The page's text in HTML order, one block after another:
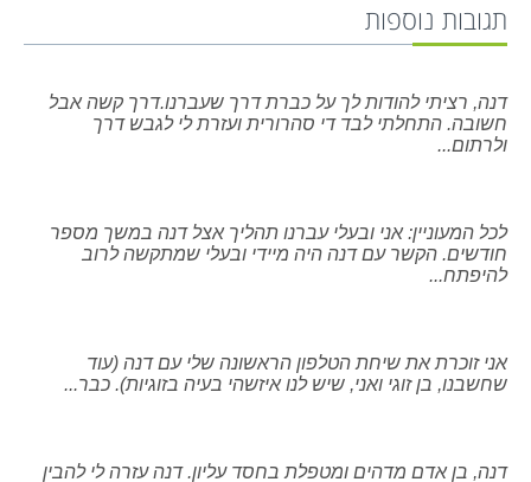
תגובות נוספות
דנה, רציתי להודות לך על כברת דרך שעברנו.דרך קשה אבל
חשובה. התחלתי לבד די סהרורית ועזרת לי לגבש דרך
ולרתום...
לכל המעוניין: אני ובעלי עברנו תהליך אצל דנה במשך מספר
חודשים. הקשר עם דנה היה מיידי ובעלי שמתקשה לרוב
להיפתח...
אני זוכרת את שיחת הטלפון הראשונה שלי עם דנה (עוד
שחשבנו, בן זוגי ואני, שיש לנו איזשהי בעיה בזוגיות). כבר...
דנה, בן אדם מדהים ומטפלת בחסד עליון. דנה עזרה לי להבין